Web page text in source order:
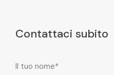
Contattaci subito
Il tuo nome*